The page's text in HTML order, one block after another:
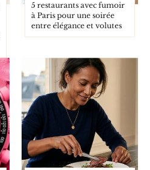
5 restaurants avec fumoir
à Paris pour une soirée
entre élégance et volutes